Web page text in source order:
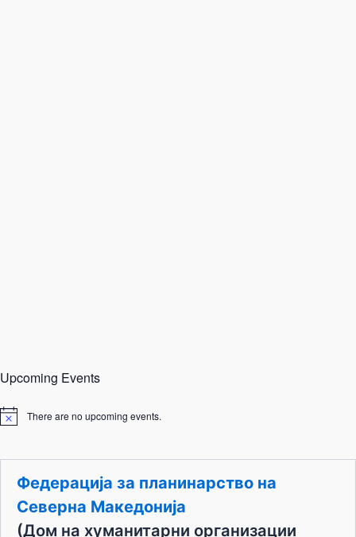
Upcoming Events
N
i
There are no upcoming events.
Федерација за планинарство на
Северна Македонија
(Дом на хуманитарни организации